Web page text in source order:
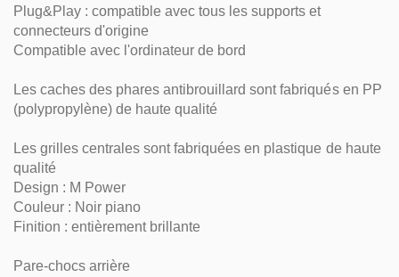
Plug&Play : compatible avec tous les supports et
connecteurs d'origine
Compatible avec l'ordinateur de bord
Les caches des phares antibrouillard sont fabriqués en PP
(polypropylène) de haute qualité
Les grilles centrales sont fabriquées en plastique de haute
qualité
Design : M Power
Couleur : Noir piano
Finition : entièrement brillante
Pare-chocs arrière